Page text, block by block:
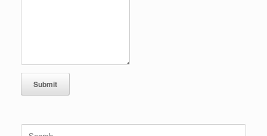
Submit
Search